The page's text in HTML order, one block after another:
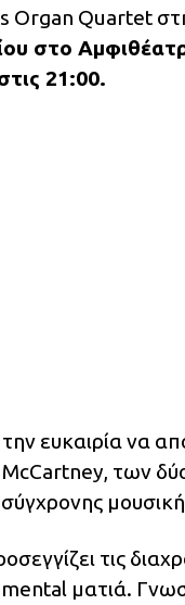
Organ Quartet
στο
21:00.
την ευκαιρία να
των
τις
ματιά.